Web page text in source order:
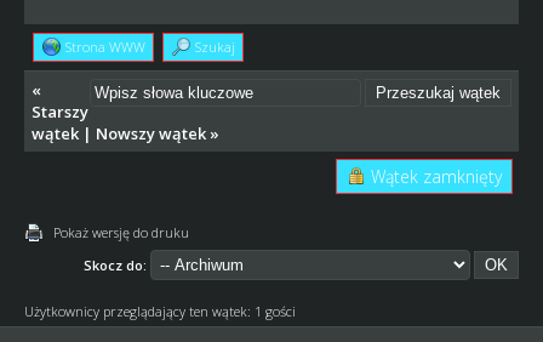
Strona WWW Szukaj
«
Starszy
wątek| Nowszy wątek»
Wątek zamknięty
Pokaż wersję do druku
Skocz do:
Użytkownicy przeglądający ten wątek: 1 gości